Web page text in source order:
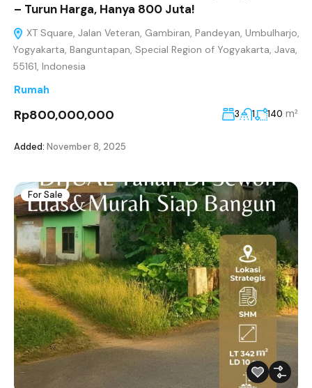
– Turun Harga, Hanya 800 Juta!
XT Square, Jalan Veteran, Gambiran, Pandeyan, Umbulharjo,
Yogyakarta, Banguntapan, Special Region of Yogyakarta, Java,
55161, Indonesia
Rumah
Rp800,000,000 3 1 140 m²
Added: November 8, 2025
For Sale